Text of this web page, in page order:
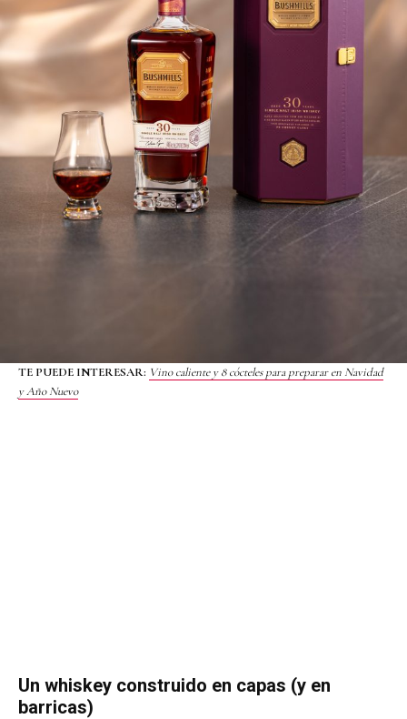
TE PUEDE INTERESAR: Vino caliente y 8 cócteles para preparar en Navidad
y Año Nuevo
Un whiskey construido en capas (y en
barricas)